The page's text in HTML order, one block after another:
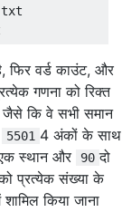
फिर वर्ड काउंट, और
गणना को रिक्त
जैसे कि वे सभी समान
5501 4 अंकों के साथ
स्थान और 90 दो
प्रत्येक संख्या के
किया जाना